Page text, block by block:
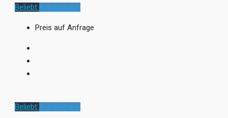
Beliebt Kundenhaus
Preis auf Anfrage
Beliebt Kundenhaus